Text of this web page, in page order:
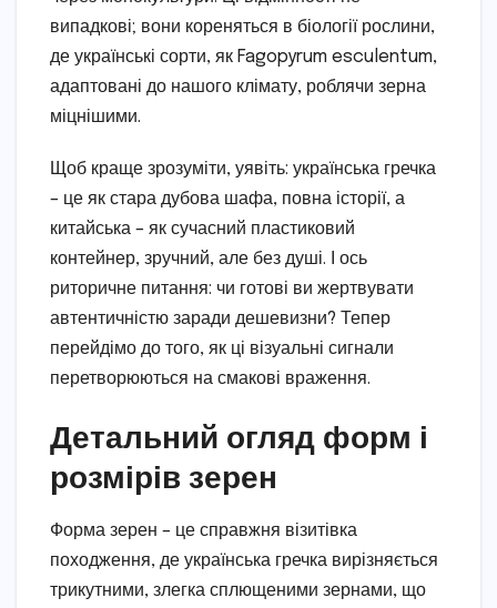
випадкові; вони кореняться в біології рослини,
де українські сорти, як Fagopyrum esculentum,
адаптовані до нашого клімату, роблячи зерна
міцнішими.
Щоб краще зрозуміти, уявіть: українська гречка
– це як стара дубова шафа, повна історії, а
китайська – як сучасний пластиковий
контейнер, зручний, але без душі. І ось
риторичне питання: чи готові ви жертвувати
автентичністю заради дешевизни? Тепер
перейдімо до того, як ці візуальні сигнали
перетворюються на смакові враження.
Детальний огляд форм і
розмірів зерен
Форма зерен – це справжня візитівка
походження, де українська гречка вирізняється
трикутними, злегка сплющеними зернами, що